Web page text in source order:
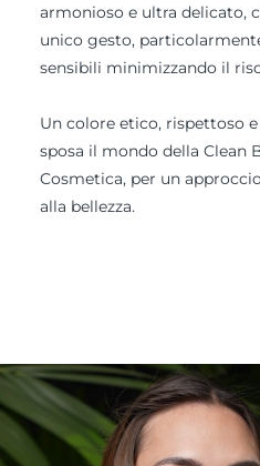
armonioso e ultra delicato,
unico gesto,
sensibili minimizzando il
Un colore etico, rispettoso
sposa il mondo della Clean
Cosmetica, per un
alla bellezza.